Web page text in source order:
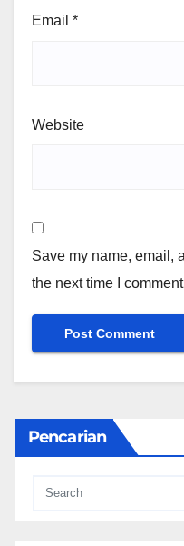
Email *
Website
Save my name, email,
the next time I
Pencarian